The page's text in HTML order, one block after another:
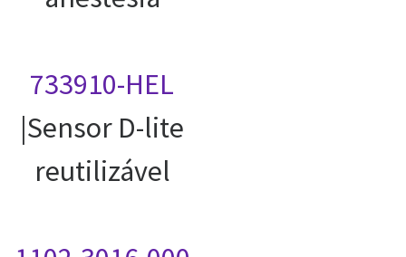
733910-HEL
|Sensor D-lite
reutilizável